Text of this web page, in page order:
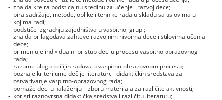
- zna da kreira podsticajnu sredinu za učenje i razvoj dece;
- bira sadržaje, metode, oblike i tehnike rada u skladu sa uslovima u
kojima radi;
- podstiče izgradnju zajedništva u vaspitnoj grupi;
- zna da prilagođava zahteve razvojnim nivoima dece i stilovima učenja
dece;
- primenjuje individualni pristup deci u procesu vaspitno-obrazovnog
rada;
- razume ulogu dečijih radova u vaspitno-obrazovnom procesu;
- poznaje kriterijume dečije literature i didaktičkih sredstava za
ostvarivanje vaspitno-obrazovnog rada;
- pomaže deci u nalaženju i izboru materijala za različite aktivnosti;
- koristi raznovrsna didaktička sredstva i različitu literaturu;